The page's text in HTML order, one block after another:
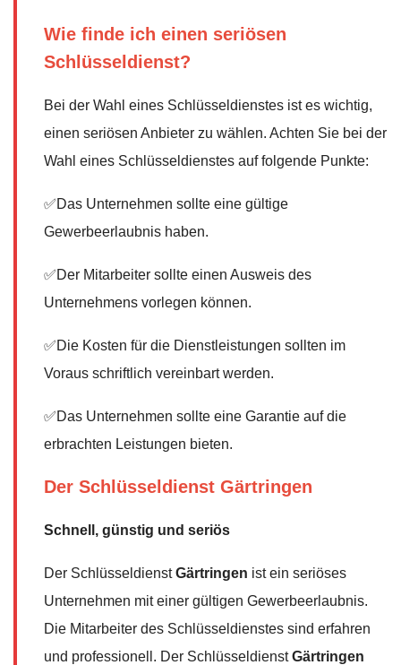
Wie finde ich einen seriösen
Schlüsseldienst?
Bei der Wahl eines Schlüsseldienstes ist es wichtig,
einen seriösen Anbieter zu wählen. Achten Sie bei der
Wahl eines Schlüsseldienstes auf folgende Punkte:
✅Das Unternehmen sollte eine gültige
Gewerbeerlaubnis haben.
✅Der Mitarbeiter sollte einen Ausweis des
Unternehmens vorlegen können.
✅Die Kosten für die Dienstleistungen sollten im
Voraus schriftlich vereinbart werden.
✅Das Unternehmen sollte eine Garantie auf die
erbrachten Leistungen bieten.
Der Schlüsseldienst Gärtringen
Schnell, günstig und seriös
Der SchlüsseldienstGärtringen ist ein seriöses
Unternehmen mit einer gültigen Gewerbeerlaubnis.
Die Mitarbeiter des Schlüsseldienstes sind erfahren
und professionell. Der SchlüsseldienstGärtringen